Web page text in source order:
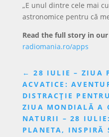
„E unul dintre cele mai
astronomice pentru că
Read the full story in
radiomania.ro/apps
←28 IULIE – ZIUA
ACVATICE:
DISTRACȚIE
ZIUA MONDIALĂ A
NATURII – 28 IULIE:
PLANETA, INSPIRĂ